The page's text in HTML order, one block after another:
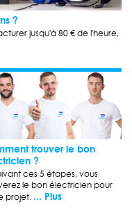
?
jusqu'à 80 € de l'heure,
trouver le bon
?
ces 5 étapes, vous
le bon électricien pour
projet. ... Plus